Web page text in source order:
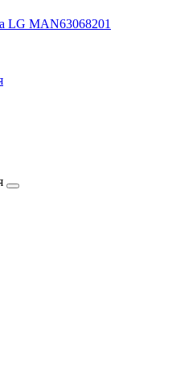
LG MAN63068201